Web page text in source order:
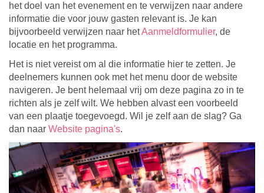
het doel van het evenement en te verwijzen naar andere
informatie die voor jouw gasten relevant is. Je kan
bijvoorbeeld verwijzen naar hetAanmeldformulier, de
locatie en het programma.
Het is niet vereist om al die informatie hier te zetten. Je
deelnemers kunnen ook met het menu door de website
navigeren. Je bent helemaal vrij om deze pagina zo in te
richten als je zelf wilt. We hebben alvast een voorbeeld
van een plaatje toegevoegd. Wil je zelf aan de slag? Ga
dan naar Website pagina's.